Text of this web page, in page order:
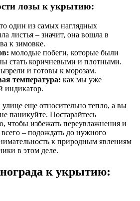
лозы к укрытию:
один из самых наглядных
листья – значит, она вошла в
к зимовке.
молодые побеги, которые были
стать коричневыми и плотными.
и готовы к морозам.
температура: как мы уже
индикатор.
еще относительно тепло, а вы
паникуйте. Постарайтесь
чтобы избежать переувлажнения и
– подождать до нужного
к природным явлениям
в этом деле.
к укрытию: